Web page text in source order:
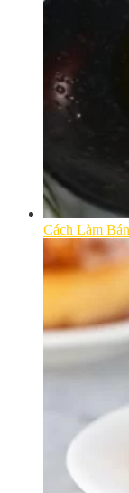
Cách Làm